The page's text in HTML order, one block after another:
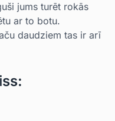
jums turēt rokās
ar to botu.
daudziem tas ir arī